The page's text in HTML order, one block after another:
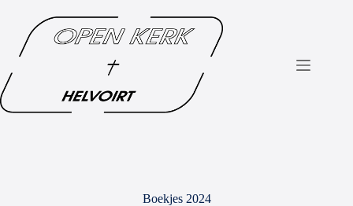
Boekjes 2024